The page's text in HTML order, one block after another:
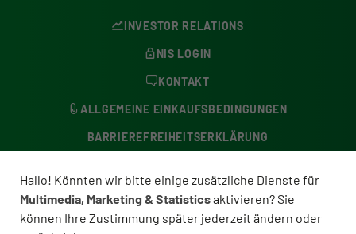
INVESTOR RELATIONS
NIS LOGIN
KONTAKT
ALLGEMEINE EINKAUFSBEDINGUNGEN
BARRIEREFREIHEITSERKLÄRUNG
BESCHWERDESTELLE
COOKIE-EINSTELLUNGEN
Hallo! Könnten wir bitte einige zusätzliche Dienste für
Multimedia, Marketing & Statisticsaktivieren? Sie
können Ihre Zustimmung später jederzeit ändern oder